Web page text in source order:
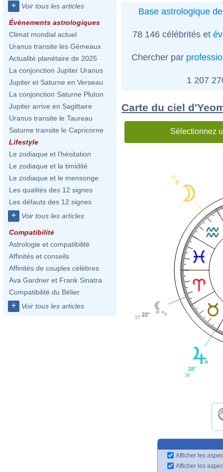
+ Voir tous les articles
Évènements astrologiques
Climat mondial actuel
Uranus transite les Gémeaux
Actualité planétaire de 2025
La conjonction Jupiter Uranus
Jupiter et Saturne en Verseau
La conjonction Saturne Pluton
Jupiter arrive en Sagittaire
Uranus transite le Taureau
Saturne transite le Capricorne
Lifestyle
Le zodiaque et l'hésitation
Le zodiaque et la timidité
Le zodiaque et le mensonge
Les qualités des 12 signes
Les défauts des 12 signes
+ Voir tous les articles
Compatibilité
Astrologie et compatibilité
Affinités et conseils
Affinités de couples célèbres
Ava Gardner et Frank Sinatra
Compatibilité du Bélier
+ Voir tous les articles
Base astrologique
78 146 célébrités et
Chercher par
1 207
Carte du ciel
Sélectionnez
9°
18'
22°
17'
28°
38'
Afficher les
Afficher les